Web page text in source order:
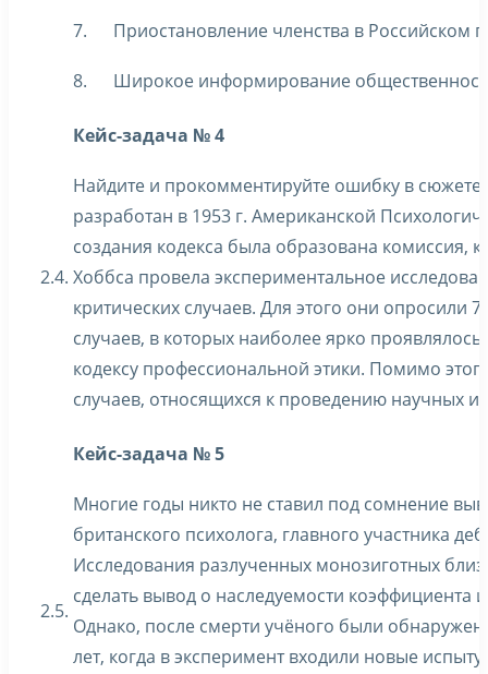
7. Приостановление членства в Российском
8. Широкое информирование
2.4.
Кейс-задача № 4
Найдите и прокомментируйте ошибку в
разработан в 1953 г. Американской
создания кодекса была образована комиссия,
Хоббса провела экспериментальное
критических случаев. Для этого они
случаев, в которых наиболее ярко
кодексу профессиональной этики. Помимо
случаев, относящихся к проведению научных
2.5.
Кейс-задача № 5
Многие годы никто не ставил под сомнение
британского психолога, главного участника
Исследования разлученных монозиготных
сделать вывод о наследуемости коэффициента
Однако, после смерти учёного были
лет, когда в эксперимент входили новые